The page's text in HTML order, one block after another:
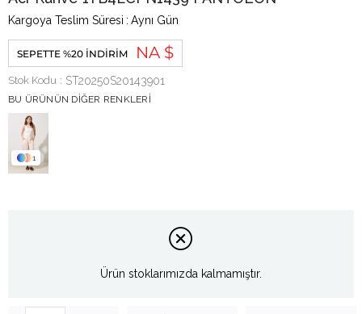
Kargoya Teslim Süresi : Aynı Gün
SEPETTE %20 İNDIRIM NA $
Stok Kodu ST20250S20143901
BU ÜRÜNÜN DIĞER RENKLERI
1
Ürün stoklarımızda kalmamıştır.